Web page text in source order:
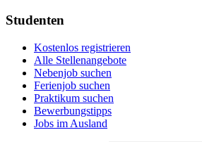
Studenten
Kostenlos registrieren
Alle Stellenangebote
Nebenjob suchen
Ferienjob suchen
Praktikum suchen
Bewerbungstipps
Jobs im Ausland